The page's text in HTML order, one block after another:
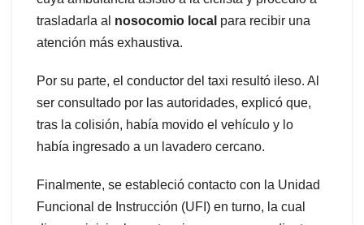
trasladarla al nosocomio local para recibir una
atención más exhaustiva.
Por su parte, el conductor del taxi resultó ileso. Al
ser consultado por las autoridades, explicó que,
tras la colisión, había movido el vehículo y lo
había ingresado a un lavadero cercano.
Finalmente, se estableció contacto con la Unidad
Funcional de Instrucción (UFI) en turno, la cual